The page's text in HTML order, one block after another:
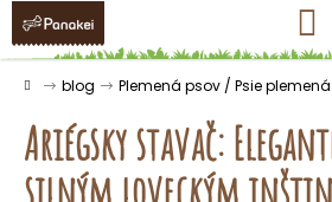
Prejsť
obsah
Domov
blog Plemená psov / Psie
Ariégsky stavač:
K
o Späť
Späť